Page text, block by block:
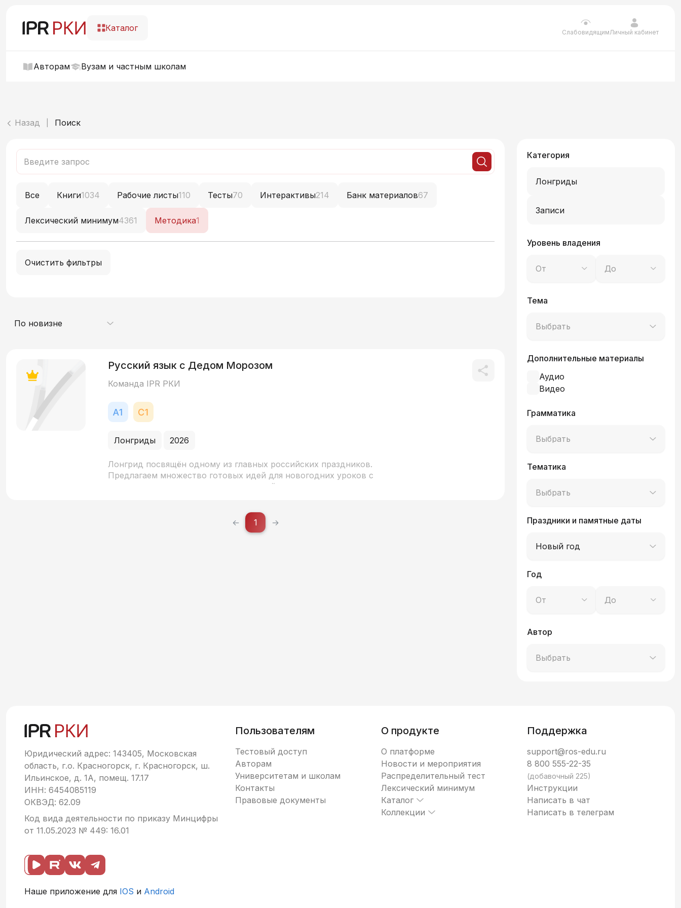
Каталог СлабовидящимЛичный кабинет
Авторам Вузам и частным школам
Назад Поиск
Все Книги1034 Рабочие листы110 Тесты70 Интерактивы214 Банк материалов67
Лексический минимум4361 Методика1
Очистить фильтры
По новизне
Русский язык с Дедом Морозом
Команда IPR РКИ
Лонгриды 2026
Лонгрид посвящён одному из главных российских праздников.
Предлагаем множество готовых идей для новогодних уроков с
иностранными учащимися всех уровней владения русским языком.
← 1 →
Категория
Лонгриды
Записи
Уровень владения
От До
Тема
Выбрать
Дополнительные материалы
Аудио
Видео
Грамматика
Выбрать
Тематика
Выбрать
Праздники и памятные даты
Новый год
Год
От До
Автор
Выбрать
Юридический адрес: 143405, Московская
область, г.о. Красногорск, г. Красногорск, ш.
Ильинское, д. 1А, помещ. 17.17
ИНН: 6454085119
ОКВЭД: 62.09
Код вида деятельности по приказу Минцифры
от 11.05.2023 № 449: 16.01
Наше приложение для IOS и Android
Пользователям
Тестовый доступ
Авторам
Университетам и школам
Контакты
Правовые документы
О продукте
О платформе
Новости и мероприятия
Распределительный тест
Лексический минимум
Каталог
Коллекции
Поддержка
support@ros-edu.ru
8 800 555-22-35
(добавочный 225)
Инструкции
Написать в чат
Написать в телеграм